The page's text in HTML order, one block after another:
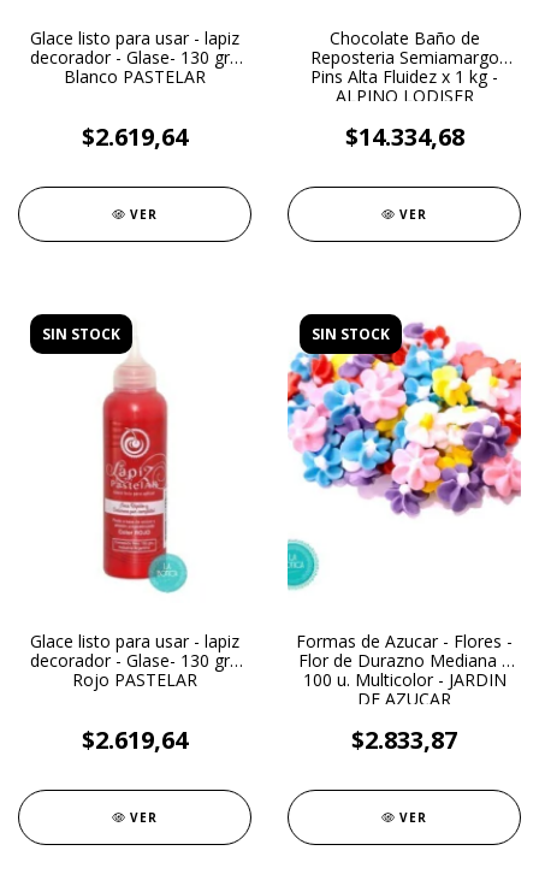
Glace listo para usar - lapiz
decorador - Glase- 130 gr -
Blanco PASTELAR
$2.619,64
VER
Chocolate Baño de
Reposteria Semiamargo
Pins Alta Fluidez x 1 kg -
ALPINO LODISER
$14.334,68
VER
SIN STOCK
Glace listo para usar - lapiz
decorador - Glase- 130 gr -
Rojo PASTELAR
$2.619,64
VER
SIN STOCK
Formas de Azucar - Flores -
Flor de Durazno Mediana x
100 u. Multicolor - JARDIN
DE AZUCAR
$2.833,87
VER